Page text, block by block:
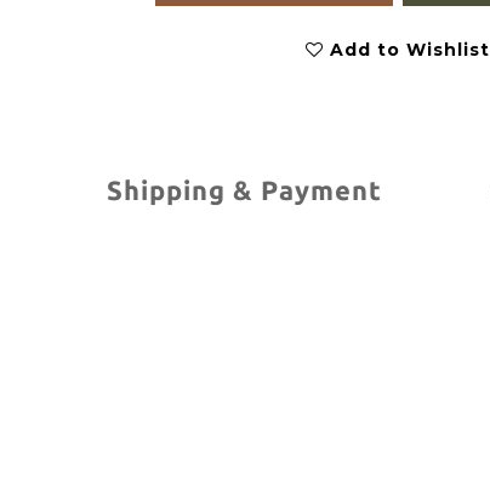
Add to Wishlist
Shipping & Payment